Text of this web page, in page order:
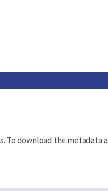
To download the